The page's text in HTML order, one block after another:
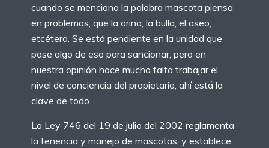
cuando se menciona la palabra mascota piensa
en problemas, que la orina, la bulla, el aseo,
etcétera. Se está pendiente en la unidad que
pase algo de eso para sancionar, pero en
nuestra opinión hace mucha falta trabajar el
nivel de conciencia del propietario, ahí está la
clave de todo.
La Ley 746 del 19 de julio del 2002 reglamenta
la tenencia y manejo de mascotas, y establece